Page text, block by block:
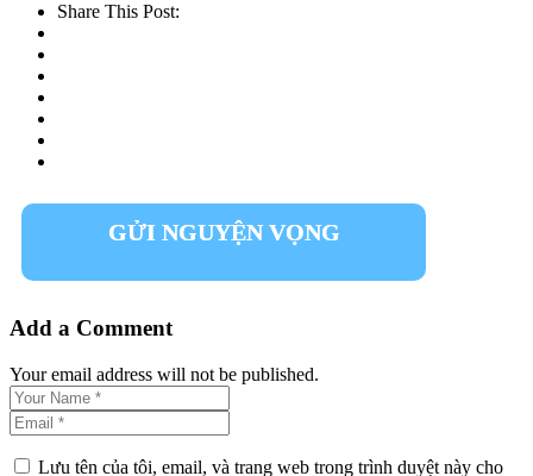
Share This Post:
GỬI NGUYỆN VỌNG
Add a Comment
Your email address will not be published.
Lưu tên của tôi, email, và trang web trong trình duyệt này cho